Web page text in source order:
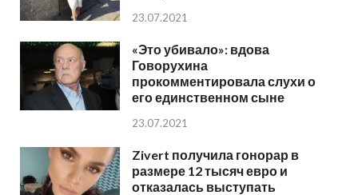
23.07.2021
«Это убивало»: вдова
Говорухина
прокомментировала слухи о
его единственном сыне
23.07.2021
Zivert получила гонорар в
размере 12 тысяч евро и
отказалась выступать